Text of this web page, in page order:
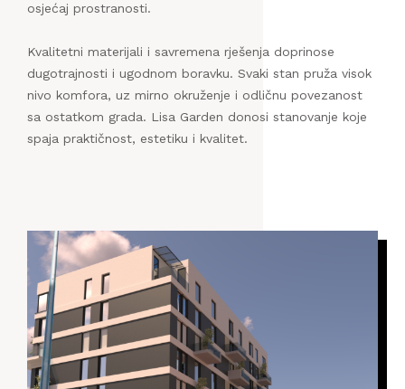
osjećaj prostranosti.
Kvalitetni materijali i savremena rješenja doprinose
dugotrajnosti i ugodnom boravku. Svaki stan pruža visok
nivo komfora, uz mirno okruženje i odličnu povezanost
sa ostatkom grada. Lisa Garden donosi stanovanje koje
spaja praktičnost, estetiku i kvalitet.